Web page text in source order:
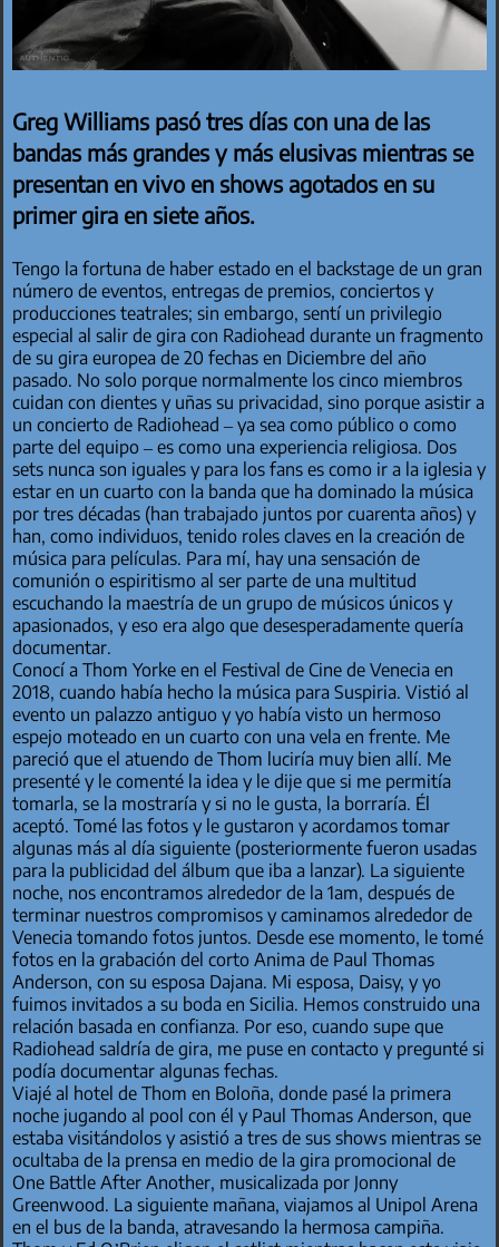
Greg Williams pasó tres días con una de las
bandas más grandes y más elusivas mientras se
presentan en vivo en shows agotados en su
primer gira en siete años.
Tengo la fortuna de haber estado en el backstage de un gran
número de eventos, entregas de premios, conciertos y
producciones teatrales; sin embargo, sentí un privilegio
especial al salir de gira con Radiohead durante un fragmento
de su gira europea de 20 fechas en Diciembre del año
pasado. No solo porque normalmente los cinco miembros
cuidan con dientes y uñas su privacidad, sino porque asistir a
un concierto de Radiohead – ya sea como público o como
parte del equipo – es como una experiencia religiosa. Dos
sets nunca son iguales y para los fans es como ir a la iglesia y
estar en un cuarto con la banda que ha dominado la música
por tres décadas (han trabajado juntos por cuarenta años) y
han, como individuos, tenido roles claves en la creación de
música para películas. Para mí, hay una sensación de
comunión o espiritismo al ser parte de una multitud
escuchando la maestría de un grupo de músicos únicos y
apasionados, y eso era algo que desesperadamente quería
documentar.
Conocí a Thom Yorke en el Festival de Cine de Venecia en
2018, cuando había hecho la música para Suspiria. Vistió al
evento un palazzo antiguo y yo había visto un hermoso
espejo moteado en un cuarto con una vela en frente. Me
pareció que el atuendo de Thom luciría muy bien allí. Me
presenté y le comenté la idea y le dije que si me permitía
tomarla, se la mostraría y si no le gusta, la borraría. Él
aceptó. Tomé las fotos y le gustaron y acordamos tomar
algunas más al día siguiente (posteriormente fueron usadas
para la publicidad del álbum que iba a lanzar). La siguiente
noche, nos encontramos alrededor de la 1am, después de
terminar nuestros compromisos y caminamos alrededor de
Venecia tomando fotos juntos. Desde ese momento, le tomé
fotos en la grabación del corto Anima de Paul Thomas
Anderson, con su esposa Dajana. Mi esposa, Daisy, y yo
fuimos invitados a su boda en Sicilia. Hemos construido una
relación basada en confianza. Por eso, cuando supe que
Radiohead saldría de gira, me puse en contacto y pregunté si
podía documentar algunas fechas.
Viajé al hotel de Thom en Boloña, donde pasé la primera
noche jugando al pool con él y Paul Thomas Anderson, que
estaba visitándolos y asistió a tres de sus shows mientras se
ocultaba de la prensa en medio de la gira promocional de
One Battle After Another, musicalizada por Jonny
Greenwood. La siguiente mañana, viajamos al Unipol Arena
en el bus de la banda, atravesando la hermosa campiña.